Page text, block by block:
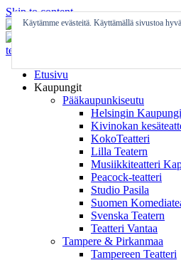
Skip to content
Etusivu
Kaupungit
Pääkaupunkiseutu
Helsingin
Kivinokan
KokoTeatteri
Lilla Teatern
Musiikkiteatteri
Peacock-teatteri
Studio Pasila
Suomen
Svenska Teatern
Teatteri Vantaa
Tampere & Pirkanmaa
Tampereen Teatteri
Käytämme evästeitä. Käyttämällä sivustoa